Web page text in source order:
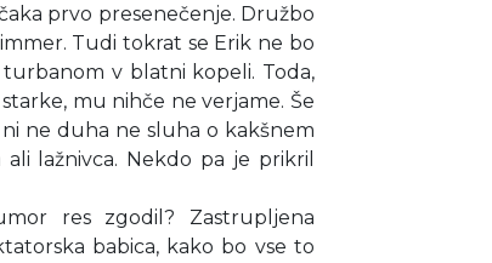
prvo presenečenje. Družbo
Tudi tokrat se Erik ne bo
v blatni kopeli. Toda,
mu nihče ne verjame. Še
ne duha ne sluha o kakšnem
lažnivca. Nekdo pa je prikril
res zgodil? Zastrupljena
babica, kako bo vse to